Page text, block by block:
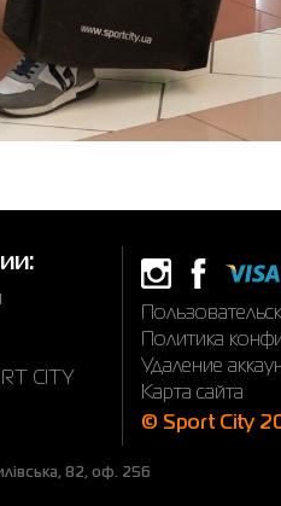
CITY
Политика
Удаление
Карта сайта
© Sport City
82, оф. 256